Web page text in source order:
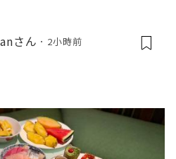
さん 2小時前